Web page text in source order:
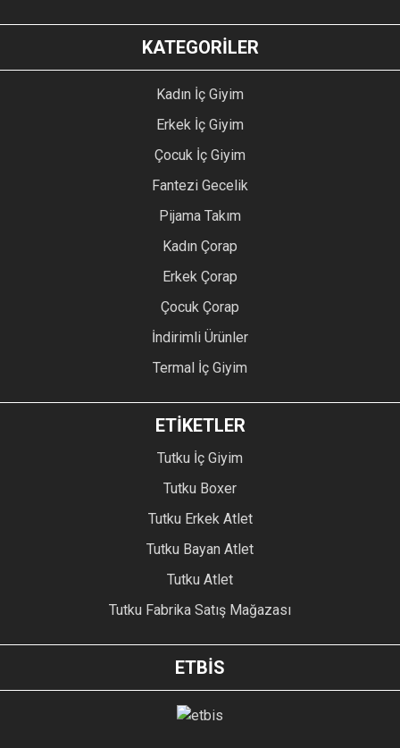
KATEGORİLER
Kadın İç Giyim
Erkek İç Giyim
Çocuk İç Giyim
Fantezi Gecelik
Pijama Takım
Kadın Çorap
Erkek Çorap
Çocuk Çorap
İndirimli Ürünler
Termal İç Giyim
ETİKETLER
Tutku İç Giyim
Tutku Boxer
Tutku Erkek Atlet
Tutku Bayan Atlet
Tutku Atlet
Tutku Fabrika Satış Mağazası
ETBİS